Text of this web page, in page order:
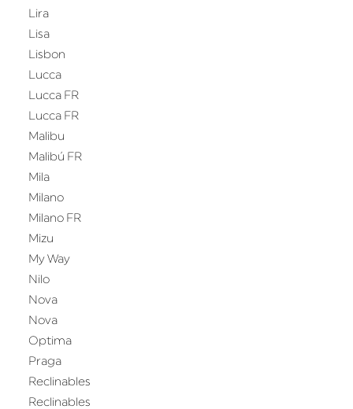
Lira
Lisa
Lisbon
Lucca
Lucca FR
Lucca FR
Malibu
Malibú FR
Mila
Milano
Milano FR
Mizu
My Way
Nilo
Nova
Nova
Optima
Praga
Reclinables
Reclinables